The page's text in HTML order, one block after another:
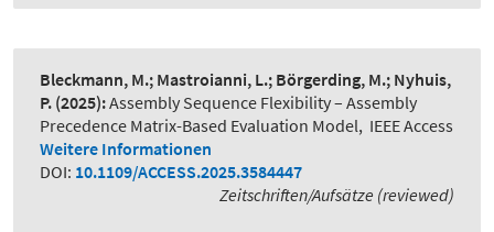
Bleckmann, M.; Mastroianni, L.; Börgerding, M.; Nyhuis,
P. (2025):Assembly Sequence Flexibility – Assembly
Precedence Matrix-Based Evaluation Model, IEEE Access
Weitere Informationen
DOI: 10.1109/ACCESS.2025.3584447
Zeitschriften/Aufsätze (reviewed)